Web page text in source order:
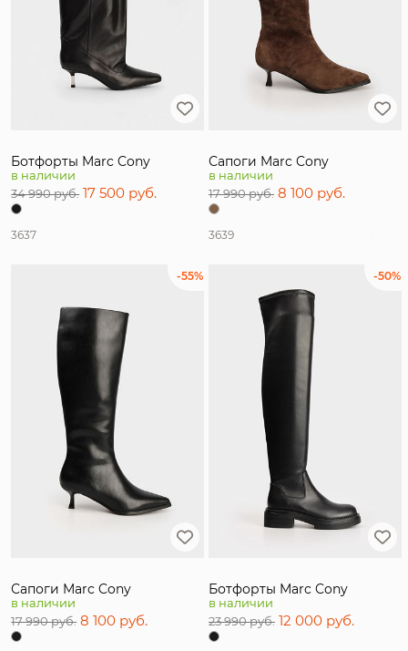
Ботфорты Marc Cony
в наличии
34 990 руб. 17 500 руб.
3637
Сапоги Marc Cony
в наличии
17 990 руб. 8 100 руб.
3639
-55%
Сапоги Marc Cony
в наличии
17 990 руб. 8 100 руб.
-50%
Ботфорты Marc Cony
в наличии
23 990 руб. 12 000 руб.